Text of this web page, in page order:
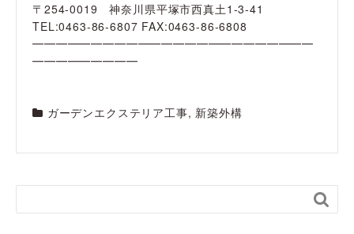
〒254-0019 神奈川県平塚市西真土1-3-41
TEL:0463-86-6807 FAX:0463-86-6808
━━━━━━━━━━━━━━━━━━━━━━━━
━━━━━━━━━
ガーデンエクステリア工事, 新築外構
